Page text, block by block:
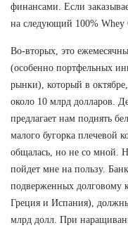
финансами. Если
на следующий 100% Whey
Во-вторых, это
(особенно портфельных
рынки), который в
около 10 млрд долларов.
предлагает нам поднять
малого бугорка плечевой
общалась, но не со мной.
пойдет мне на пользу.
подверженных долговому
Греция и Испания),
млрд долл. При